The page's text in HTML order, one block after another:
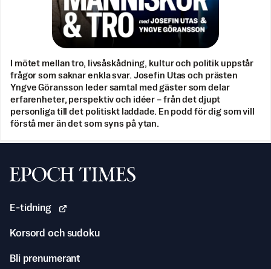
I mötet mellan tro, livsåskådning, kultur och politik uppstår
frågor som saknar enkla svar. Josefin Utas och prästen
Yngve Göransson leder samtal med gäster som delar
erfarenheter, perspektiv och idéer – från det djupt
personliga till det politiskt laddade. En podd för dig som vill
förstå mer än det som syns på ytan.
Svenska Epoch Times
E-tidning
Korsord och sudoku
Bli prenumerant